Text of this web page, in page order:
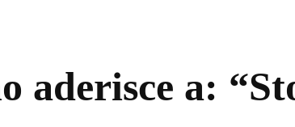
aderisce a: